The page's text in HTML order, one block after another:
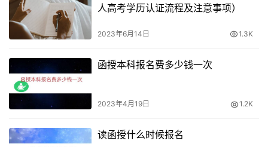
人高考学历认证流程及注意事项）
2023年6月14日 1.3K
函授本科报名费多少钱一次
2023年4月19日 1.2K
读函授什么时候报名